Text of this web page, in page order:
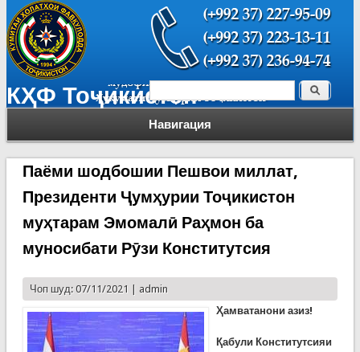
КҲФ Тоҷикистон
Навигация
Форма поиска Поиск
Паёми шодбошии Пешвои миллат,
Президенти Ҷумҳурии Тоҷикистон
муҳтарам Эмомалӣ Раҳмон ба
муносибати Рӯзи Конститутсия
Чоп шуд: 07/11/2021 | admin
Ҳамватанони азиз!
Қабули Конститутсияи